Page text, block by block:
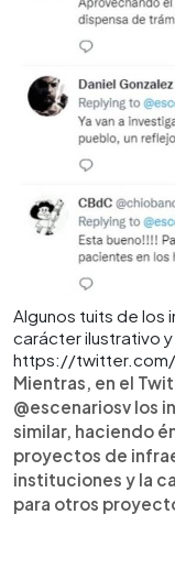
Algunos tuits de los
carácter ilustrativo
https://twitter.com/
Mientras, en el
@escenariosv los
similar, haciendo
proyectos de
instituciones y la
para otros